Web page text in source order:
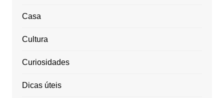
Casa
Cultura
Curiosidades
Dicas úteis